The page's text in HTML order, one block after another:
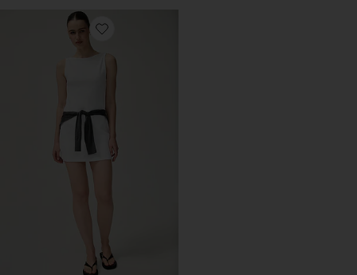
Favorite NANDO ボートネックミニドレス